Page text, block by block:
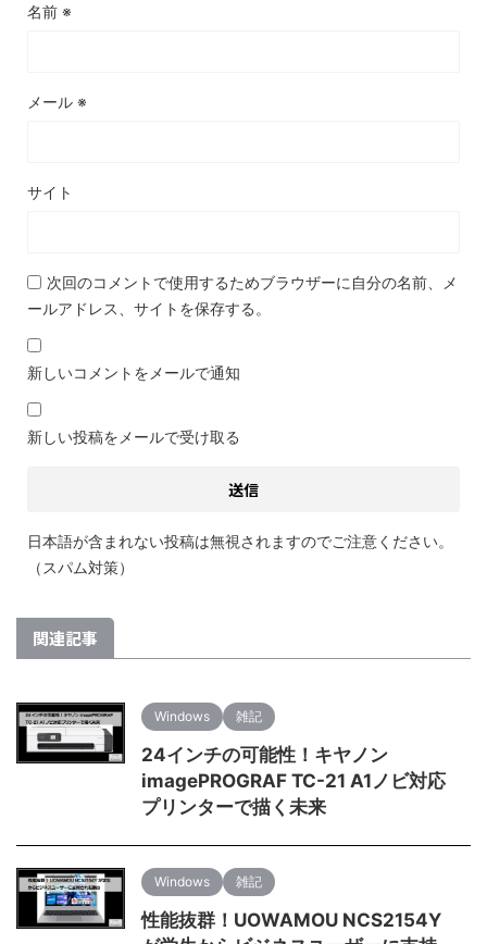
名前 ※
メール ※
サイト
次回のコメントで使用するためブラウザーに自分の名前、メ
ールアドレス、サイトを保存する。
新しいコメントをメールで通知
新しい投稿をメールで受け取る
日本語が含まれない投稿は無視されますのでご注意ください。
（スパム対策）
関連記事
Windows 雑記
24インチの可能性！キヤノン
imagePROGRAF TC-21 A1ノビ対応
プリンターで描く未来
Windows 雑記
性能抜群！UOWAMOU NCS2154Y